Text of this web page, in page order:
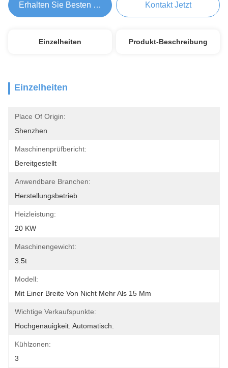
Erhalten Sie Besten Preis Kontakt Jetzt
Einzelheiten Produkt-Beschreibung
Einzelheiten
Place Of Origin:
Shenzhen
Maschinenprüfbericht:
Bereitgestellt
Anwendbare Branchen:
Herstellungsbetrieb
Heizleistung:
20 KW
Maschinengewicht:
3.5t
Modell:
Mit Einer Breite Von Nicht Mehr Als 15 Mm
Wichtige Verkaufspunkte:
Hochgenauigkeit. Automatisch.
Kühlzonen:
3